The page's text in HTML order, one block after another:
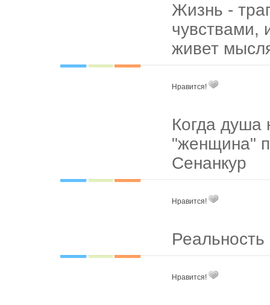
Жизнь -
чувствами,
живет
Нравится!
Когда душа
"женщина"
Сенанкур
Нравится!
Нравится!